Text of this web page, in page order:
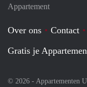
Appartement
Over ons Contact
Gratis je
© 2026 - Appartementen